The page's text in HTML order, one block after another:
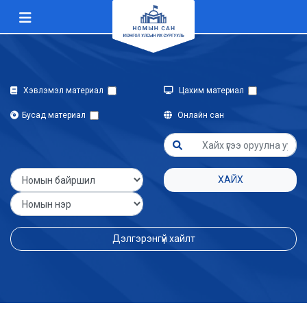
Хэвлэмэл материал Цахим материал
Бусад материал Онлайн сан
ХАЙХ
Дэлгэрэнгүй хайлт